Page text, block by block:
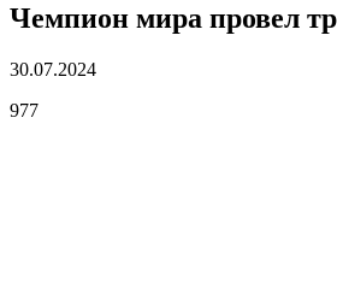
Чемпион мира провел
30.07.2024
977